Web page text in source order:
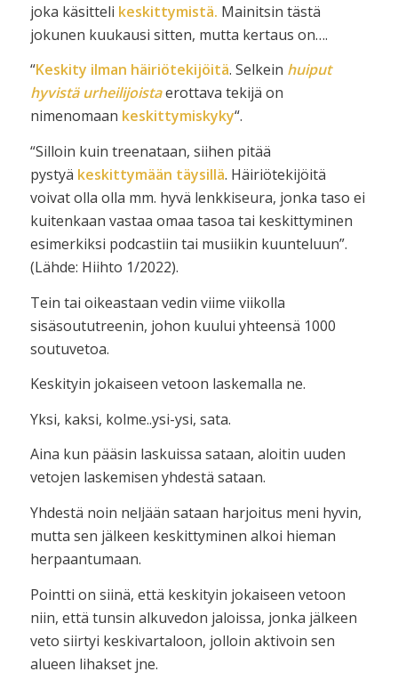
joka käsitteli keskittymistä. Mainitsin tästä
jokunen kuukausi sitten, mutta kertaus on….
“Keskity ilman häiriötekijöitä. Selkein huiput
hyvistä urheilijoistaerottava tekijä on
nimenomaan keskittymiskyky“.
“Silloin kuin treenataan, siihen pitää
pystyä keskittymään täysillä. Häiriötekijöitä
voivat olla olla mm. hyvä lenkkiseura, jonka taso ei
kuitenkaan vastaa omaa tasoa tai keskittyminen
esimerkiksi podcastiin tai musiikin kuunteluun”.
(Lähde: Hiihto 1/2022).
Tein tai oikeastaan vedin viime viikolla
sisäsoututreenin, johon kuului yhteensä 1000
soutuvetoa.
Keskityin jokaiseen vetoon laskemalla ne.
Yksi, kaksi, kolme..ysi-ysi, sata.
Aina kun pääsin laskuissa sataan, aloitin uuden
vetojen laskemisen yhdestä sataan.
Yhdestä noin neljään sataan harjoitus meni hyvin,
mutta sen jälkeen keskittyminen alkoi hieman
herpaantumaan.
Pointti on siinä, että keskityin jokaiseen vetoon
niin, että tunsin alkuvedon jaloissa, jonka jälkeen
veto siirtyi keskivartaloon, jolloin aktivoin sen
alueen lihakset jne.